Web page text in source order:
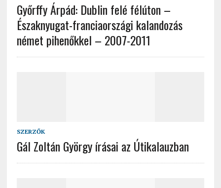
Győrffy Árpád: Dublin felé félúton –
Északnyugat-franciaországi kalandozás
német pihenőkkel – 2007-2011
SZERZŐK
Gál Zoltán György írásai az Útikalauzban